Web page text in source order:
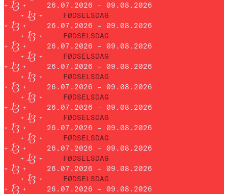
26.07.2026 – 09.08.2026
FØDSELSDAG
26.07.2026 – 09.08.2026
FØDSELSDAG
26.07.2026 – 09.08.2026
FØDSELSDAG
26.07.2026 – 09.08.2026
FØDSELSDAG
26.07.2026 – 09.08.2026
FØDSELSDAG
26.07.2026 – 09.08.2026
FØDSELSDAG
26.07.2026 – 09.08.2026
FØDSELSDAG
26.07.2026 – 09.08.2026
FØDSELSDAG
26.07.2026 – 09.08.2026
FØDSELSDAG
26.07.2026 – 09.08.2026